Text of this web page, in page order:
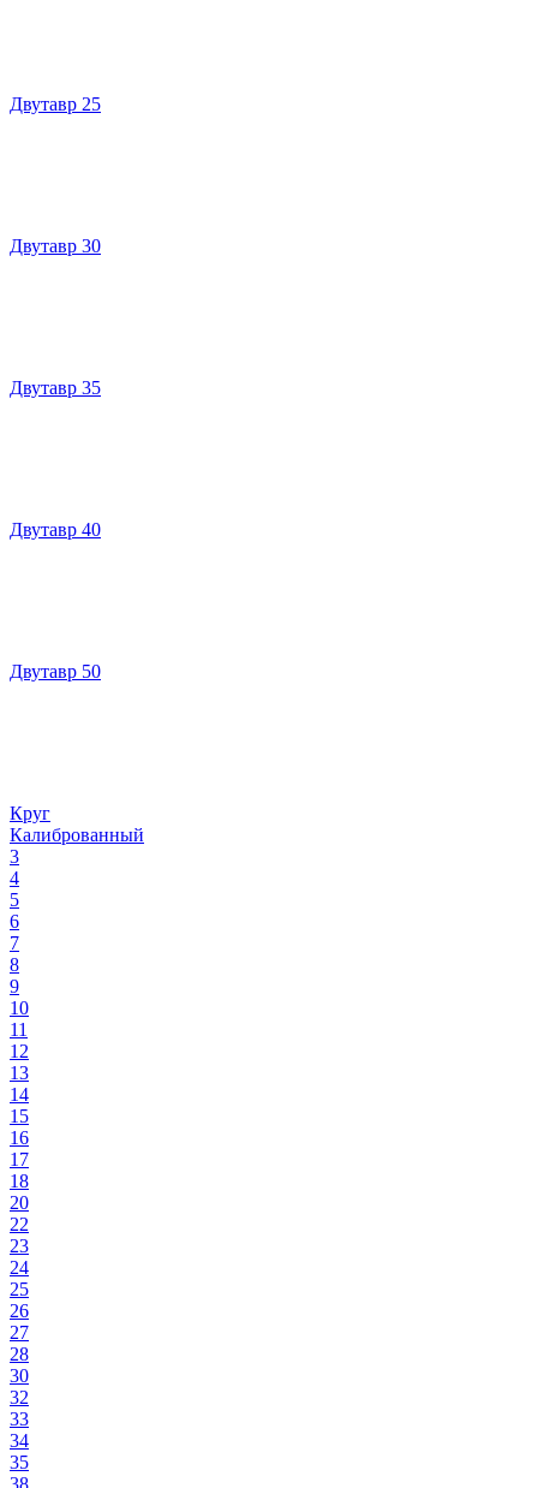
Двутавр 25
Двутавр 30
Двутавр 35
Двутавр 40
Двутавр 50
Круг
Калиброванный
3
4
5
6
7
8
9
10
11
12
13
14
15
16
17
18
20
22
23
24
25
26
27
28
30
32
33
34
35
38